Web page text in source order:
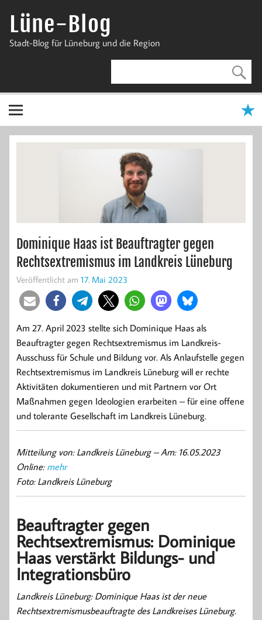
InhaltLüne-Blog
Stadt-Blog für Lüneburg und die Region
Dominique Haas ist Beauftragter gegen
Rechtsextremismus im Landkreis Lüneburg
Veröffentlicht am 17. Mai 2023
Am 27. April 2023 stellte sich Dominique Haas als
Beauftragter gegen Rechtsextremismus im Landkreis-
Ausschuss für Schule und Bildung vor. Als Anlaufstelle gegen
Rechtsextremismus im Landkreis Lüneburg will er rechte
Aktivitäten dokumentieren und mit Partnern vor Ort
Maßnahmen gegen Ideologien erarbeiten – für eine offene
und tolerante Gesellschaft im Landkreis Lüneburg.
Mitteilung von: Landkreis Lüneburg –Am: 16.05.2023
Online: mehr
Foto: Landkreis Lüneburg
Beauftragter gegen
Rechtsextremismus: Dominique
Haas verstärkt Bildungs- und
Integrationsbüro
Landkreis Lüneburg: Dominique Haas ist der neue
Rechtsextremismusbeauftragte des Landkreises Lüneburg.